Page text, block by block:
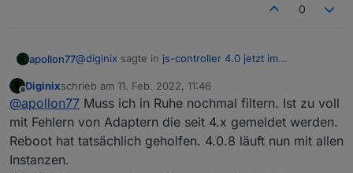
0
apollon77@diginix sagte in js-controller 4.0 jetzt im
Es sind immer fast alle Instanzen grün, vllt noch
4-5 nicht gestartet und dann werden wieder
Ok, was sagt dann der iobroker log? (Zu dem
Zeitpunkt wo alles rot wird)
Offline
Diginixschrieb am 11. Feb. 2022, 11:46
zuletzt editiert von
@apollon77 Muss ich in Ruhe nochmal filtern. Ist zu voll
mit Fehlern von Adaptern die seit 4.x gemeldet werden.
Reboot hat tatsächlich geholfen. 4.0.8 läuft nun mit allen
Instanzen.